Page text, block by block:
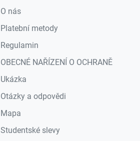
O nás
Platební metody
Regulamin
OBECNÉ NAŘÍZENÍ O OCHRANĚ
Ukázka
Otázky a odpovědi
Mapa
Studentské slevy